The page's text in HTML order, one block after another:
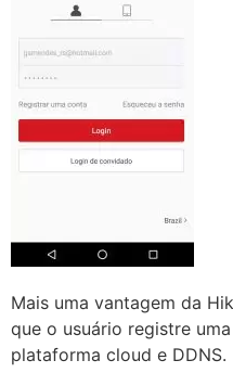
Mais uma vantagem da
que o usuário registre
plataforma cloud e DDNS.